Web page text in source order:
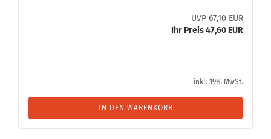
UVP 67,10 EUR
Ihr Preis 47,60 EUR
inkl. 19% MwSt.
IN DEN WARENKORB